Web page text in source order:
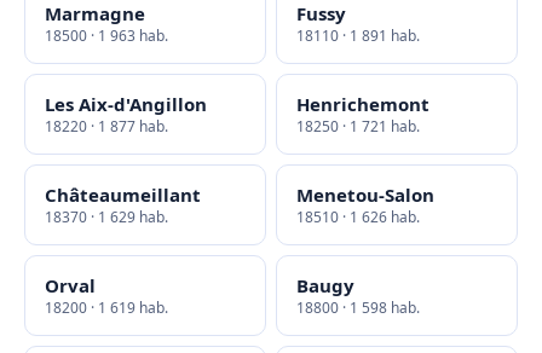
Marmagne
18500 · 1 963 hab.
Fussy
18110 · 1 891 hab.
Les Aix-d'Angillon
18220 · 1 877 hab.
Henrichemont
18250 · 1 721 hab.
Châteaumeillant
18370 · 1 629 hab.
Menetou-Salon
18510 · 1 626 hab.
Orval
18200 · 1 619 hab.
Baugy
18800 · 1 598 hab.